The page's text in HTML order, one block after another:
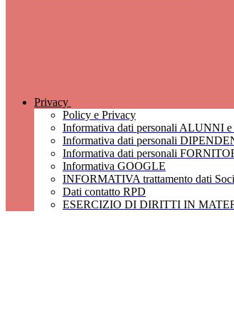
Privacy
Policy e Privacy
Informativa dati personali ALUNNI
Informativa dati personali
Informativa dati personali
Informativa GOOGLE
INFORMATIVA trattamento dati
Dati contatto RPD
ESERCIZIO DI DIRITTI IN